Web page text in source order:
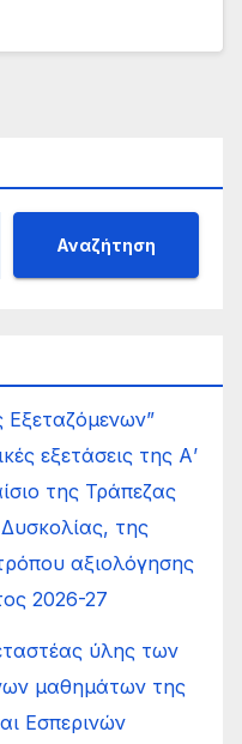
Αναζήτηση
εξετάσεις της Α’
της Τράπεζας
της
αξιολόγησης
2026-27
ύλης των
μαθημάτων της
Εσπερινών